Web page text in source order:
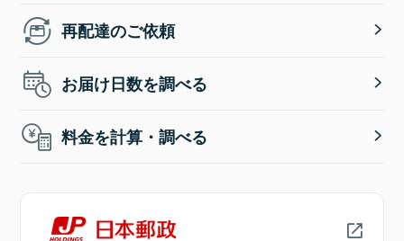
再配達のご依頼
お届け日数を調べる
料金を計算・調べる